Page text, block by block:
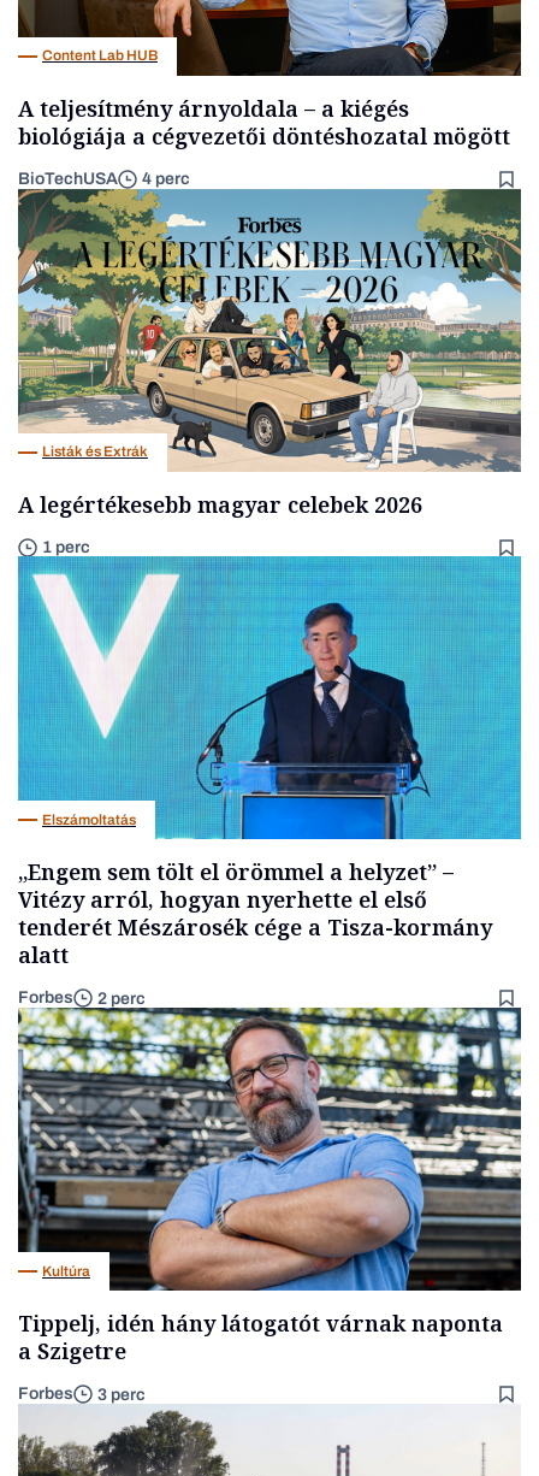
Content Lab HUB
A teljesítmény árnyoldala – a kiégés
biológiája a cégvezetői döntéshozatal mögött
BioTechUSA 4 perc
Listák és Extrák
A legértékesebb magyar celebek 2026
1 perc
Elszámoltatás
„Engem sem tölt el örömmel a helyzet” –
Vitézy arról, hogyan nyerhette el első
tenderét Mészárosék cége a Tisza-kormány
alatt
Forbes 2 perc
Kultúra
Tippelj, idén hány látogatót várnak naponta
a Szigetre
Forbes 3 perc